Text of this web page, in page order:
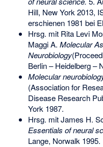
Hill, New York 2013,
erschienen 1981 bei
Hrsg. mit Rita Levi
Maggi A. Molecular
Neurobiology
Berlin – Heidelberg –
Molecular
(Association for
Disease Research
York 1987.
Hrsg. mit James H.
Essentials of neural
Lange, Norwalk 1995.